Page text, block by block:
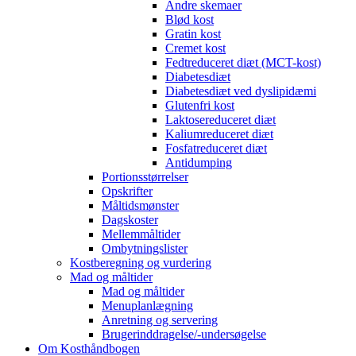
Andre skemaer
Blød kost
Gratin kost
Cremet kost
Fedtreduceret diæt (MCT-kost)
Diabetesdiæt
Diabetesdiæt ved dyslipidæmi
Glutenfri kost
Laktosereduceret diæt
Kaliumreduceret diæt
Fosfatreduceret diæt
Antidumping
Portionsstørrelser
Opskrifter
Måltidsmønster
Dagskoster
Mellemmåltider
Ombytningslister
Kostberegning og vurdering
Mad og måltider
Mad og måltider
Menuplanlægning
Anretning og servering
Brugerinddragelse/-undersøgelse
Om Kosthåndbogen